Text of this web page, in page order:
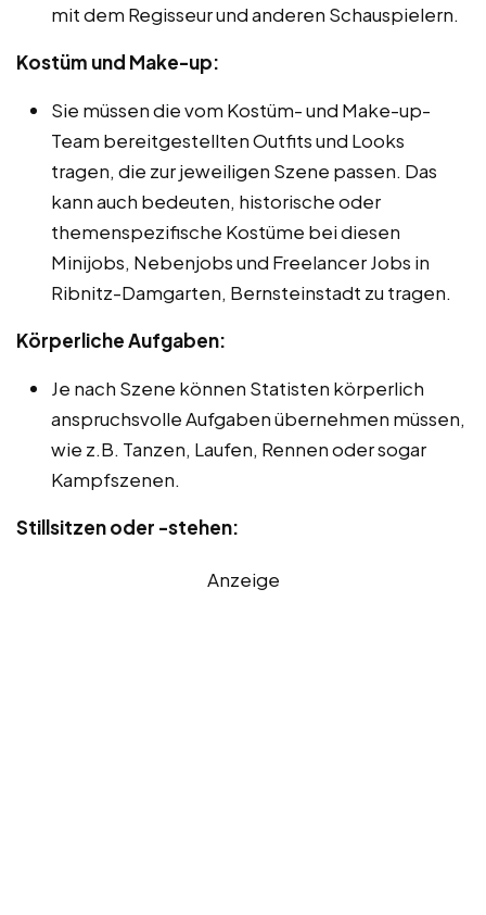
mit dem Regisseur und anderen Schauspielern.
Kostüm und Make-up:
Sie müssen die vom Kostüm- und Make-up-
Team bereitgestellten Outfits und Looks
tragen, die zur jeweiligen Szene passen. Das
kann auch bedeuten, historische oder
themenspezifische Kostüme bei diesen
Minijobs, Nebenjobs und Freelancer Jobs in
Ribnitz-Damgarten, Bernsteinstadt zu tragen.
Körperliche Aufgaben:
Je nach Szene können Statisten körperlich
anspruchsvolle Aufgaben übernehmen müssen,
wie z.B. Tanzen, Laufen, Rennen oder sogar
Kampfszenen.
Stillsitzen oder -stehen:
Anzeige